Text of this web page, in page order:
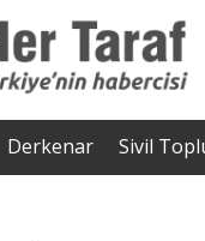
Pakistan ve Suudi
Mekke
Derkenar Sivil